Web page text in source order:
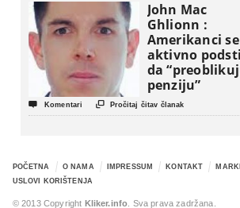
John Mac
Ghlionn :
Amerikanci se
aktivno
da
penziju”
 Komentari  Pročitaj čitav članak
POČETNA O NAMA IMPRESSUM KONTAKT
USLOVI KORIŠTENJA
© 2013 Copyright Kliker.info . Sva prava zadržana.